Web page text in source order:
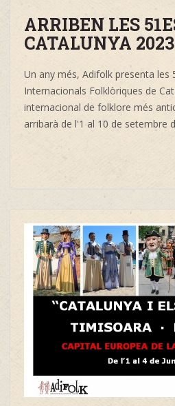
ARRIBEN LES
CATALUNYA 2023
Un any més, Adifolk presenta les
Internacionals Folklòriques de
internacional de folklore més
arribarà de l'1 al 10 de setembre